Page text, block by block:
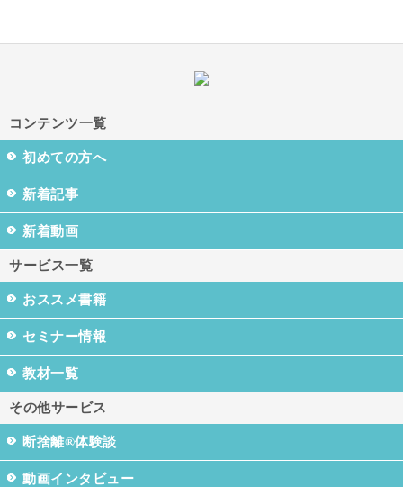
コンテンツ一覧
初めての方へ
新着記事
新着動画
サービス一覧
おススメ書籍
セミナー情報
教材一覧
その他サービス
断捨離®体験談
動画インタビュー